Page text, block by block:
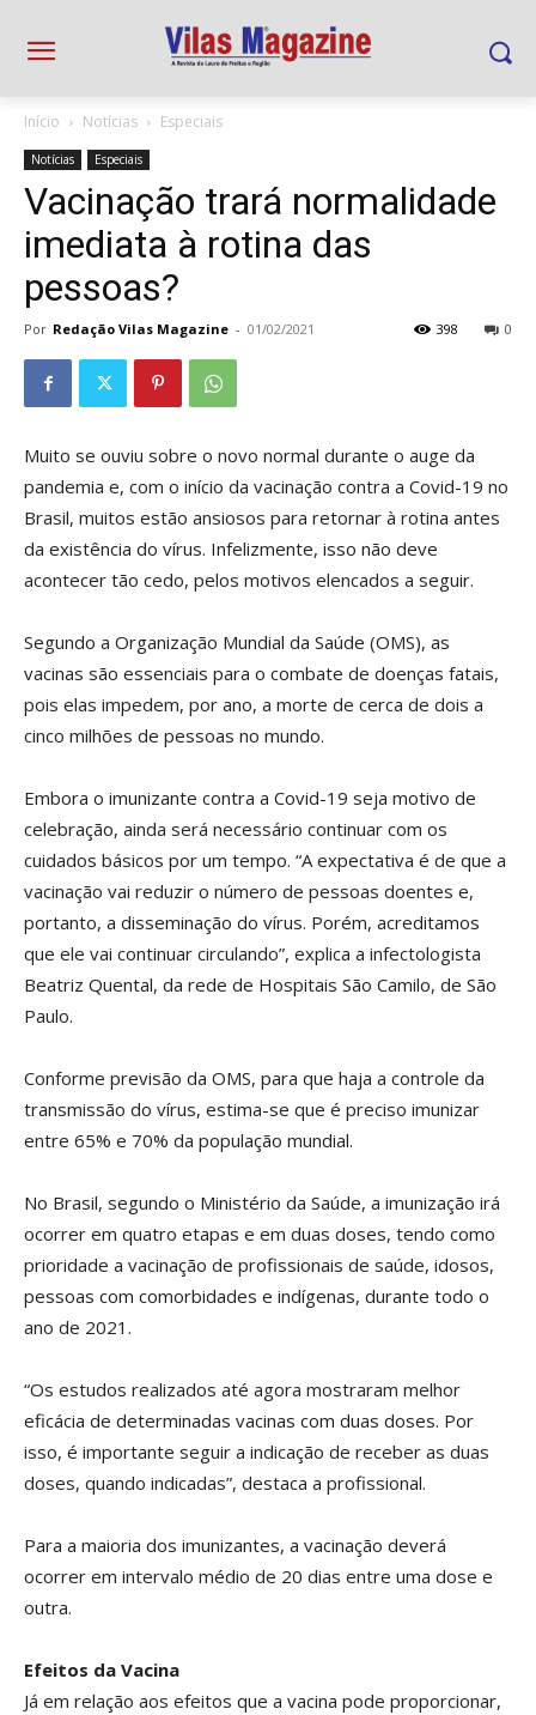
Início Notícias Especiais
Notícias Especiais
Vacinação trará normalidade
imediata à rotina das
pessoas?
Por Redação Vilas Magazine - 01/02/2021 0
398
Muito se ouviu sobre o novo normal durante o auge da
pandemia e, com o início da vacinação contra a Covid-19 no
Brasil, muitos estão ansiosos para retornar à rotina antes
da existência do vírus. Infelizmente, isso não deve
acontecer tão cedo, pelos motivos elencados a seguir.
Segundo a Organização Mundial da Saúde (OMS), as
vacinas são essenciais para o combate de doenças fatais,
pois elas impedem, por ano, a morte de cerca de dois a
cinco milhões de pessoas no mundo.
Embora o imunizante contra a Covid-19 seja motivo de
celebração, ainda será necessário continuar com os
cuidados básicos por um tempo. “A expectativa é de que a
vacinação vai reduzir o número de pessoas doentes e,
portanto, a disseminação do vírus. Porém, acreditamos
que ele vai continuar circulando”, explica a infectologista
Beatriz Quental, da rede de Hospitais São Camilo, de São
Paulo.
Conforme previsão da OMS, para que haja a controle da
transmissão do vírus, estima-se que é preciso imunizar
entre 65% e 70% da população mundial.
No Brasil, segundo o Ministério da Saúde, a imunização irá
ocorrer em quatro etapas e em duas doses, tendo como
prioridade a vacinação de profissionais de saúde, idosos,
pessoas com comorbidades e indígenas, durante todo o
ano de 2021.
“Os estudos realizados até agora mostraram melhor
eficácia de determinadas vacinas com duas doses. Por
isso, é importante seguir a indicação de receber as duas
doses, quando indicadas”, destaca a profissional.
Para a maioria dos imunizantes, a vacinação deverá
ocorrer em intervalo médio de 20 dias entre uma dose e
outra.
Efeitos da Vacina
Já em relação aos efeitos que a vacina pode proporcionar,